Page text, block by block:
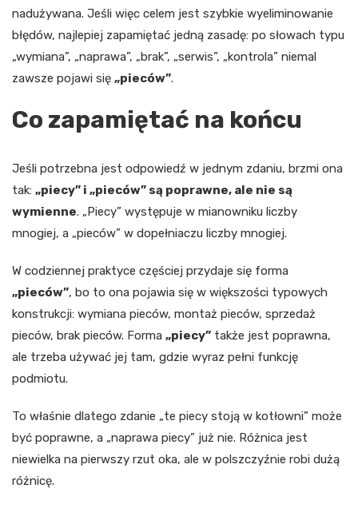
nadużywana. Jeśli więc celem jest szybkie wyeliminowanie
błędów, najlepiej zapamiętać jedną zasadę: po słowach typu
„wymiana”, „naprawa”, „brak”, „serwis”, „kontrola” niemal
zawsze pojawi się „pieców”.
Co zapamiętać na końcu
Jeśli potrzebna jest odpowiedź w jednym zdaniu, brzmi ona
tak: „piecy” i „pieców” są poprawne, ale nie są
wymienne. „Piecy” występuje w mianowniku liczby
mnogiej, a „pieców” w dopełniaczu liczby mnogiej.
W codziennej praktyce częściej przydaje się forma
„pieców”, bo to ona pojawia się w większości typowych
konstrukcji: wymiana pieców, montaż pieców, sprzedaż
pieców, brak pieców. Forma „piecy” także jest poprawna,
ale trzeba używać jej tam, gdzie wyraz pełni funkcję
podmiotu.
To właśnie dlatego zdanie „te piecy stoją w kotłowni” może
być poprawne, a „naprawa piecy” już nie. Różnica jest
niewielka na pierwszy rzut oka, ale w polszczyźnie robi dużą
różnicę.